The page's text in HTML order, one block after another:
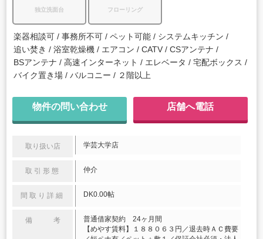
独立洗面台 フローリング
楽器相談可 事務所不可 ペット可能
システムキッチン
追い焚き
浴室乾燥機 エアコン CATV
CSアンテナ
BSアンテナ
高速インターネット エレベータ
宅配ボックス
バイク置き場
バルコニー ２階以上
物件の問い合わせ 店舗へ電話
取り扱い店 学芸大学店
取引形態 仲介
間取り詳細 DK0.00帖
備 考
普通借家契約 24ヶ月間
【めやす賃料】１８８０６３円／退去時ＡＣ費要